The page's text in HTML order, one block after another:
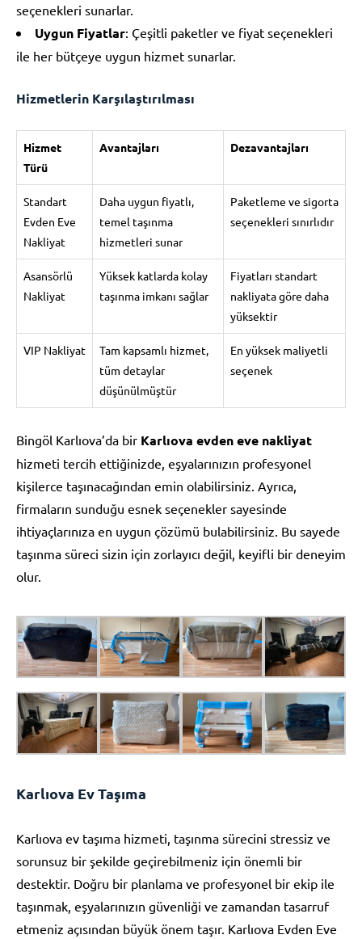
seçenekleri sunarlar.
Uygun Fiyatlar: Çeşitli paketler ve fiyat seçenekleri
ile her bütçeye uygun hizmet sunarlar.
Hizmetlerin Karşılaştırılması
Hizmet
Türü
Avantajları Dezavantajları
Standart
Evden Eve
Nakliyat
Daha uygun fiyatlı,
temel taşınma
hizmetleri sunar
Paketleme ve sigorta
seçenekleri sınırlıdır
Asansörlü
Nakliyat
Yüksek katlarda kolay
taşınma imkanı sağlar
Fiyatları standart
nakliyata göre daha
yüksektir
VIP Nakliyat
Tam kapsamlı hizmet,
tüm detaylar
düşünülmüştür
En yüksek maliyetli
seçenek
Bingöl Karlıova’da bir Karlıova evden eve nakliyat
hizmeti tercih ettiğinizde, eşyalarınızın profesyonel
kişilerce taşınacağından emin olabilirsiniz. Ayrıca,
firmaların sunduğu esnek seçenekler sayesinde
ihtiyaçlarınıza en uygun çözümü bulabilirsiniz. Bu sayede
taşınma süreci sizin için zorlayıcı değil, keyifli bir deneyim
olur.
Karlıova Ev Taşıma
Karlıova ev taşıma hizmeti, taşınma sürecini stressiz ve
sorunsuz bir şekilde geçirebilmeniz için önemli bir
destektir. Doğru bir planlama ve profesyonel bir ekip ile
taşınmak, eşyalarınızın güvenliği ve zamandan tasarruf
etmeniz açısından büyük önem taşır. Karlıova Evden Eve